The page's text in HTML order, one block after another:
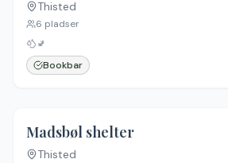
Thisted
6 pladser
🚽
Bookbar
Madsbøl shelter
Thisted